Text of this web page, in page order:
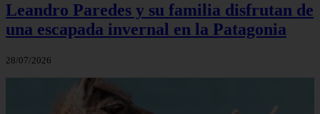
Leandro Paredes y su familia disfrutan de
una escapada invernal en la Patagonia
28/07/2026